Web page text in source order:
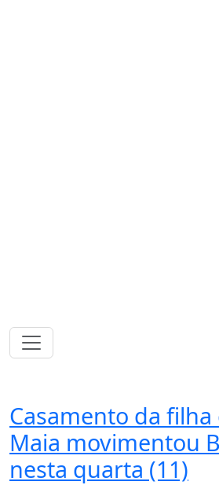
Casamento da filha
Maia movimentou
nesta quarta (11)